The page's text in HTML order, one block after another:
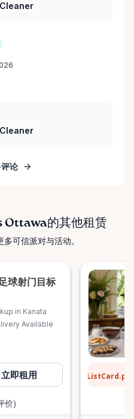
论
Ottawa的其他租赁
可信派对与活动。
球射门目标
in Kanata
Available
立即租用
价)